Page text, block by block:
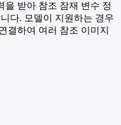
을 받아 참조 잠재 변수 정
다. 모델이 지원하는 경우
결하여 여러 참조 이미지